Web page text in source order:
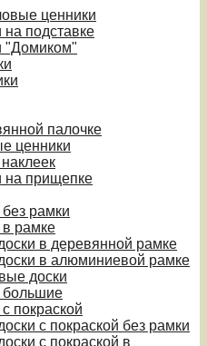
ценники
подставке
"Домиком"
палочке
ценники
на прищепке
рамки
рамке
в деревянной рамке
в алюминиевой рамке
доски
большие
покраской
с покраской без рамки
с покраской в